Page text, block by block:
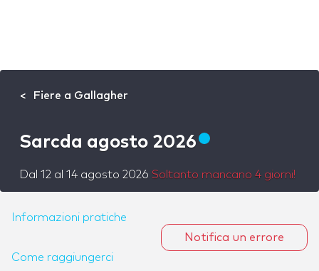
Fiere a Gallagher
Sarcda agosto 2026
Dal 12 al 14 agosto 2026 Soltanto mancano 4 giorni!
Informazioni pratiche
Come raggiungerci
Notifica un errore